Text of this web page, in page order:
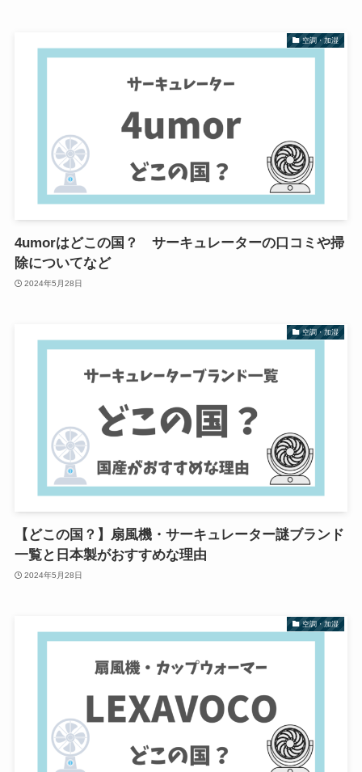
空調・加湿
4umorはどこの国？ サーキュレーターの口コミや掃
除についてなど
2024年5月28日
空調・加湿
【どこの国？】扇風機・サーキュレーター謎ブランド
一覧と日本製がおすすめな理由
2024年5月28日
空調・加湿